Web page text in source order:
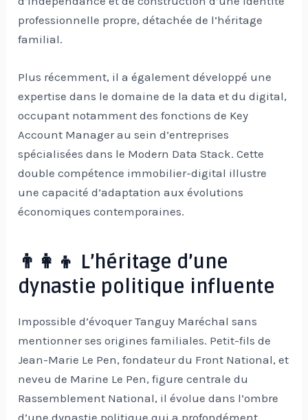
professionnelle propre, détachée de l’héritage
familial.
Plus récemment, il a également développé une
expertise dans le domaine de la data et du digital,
occupant notamment des fonctions de Key
Account Manager au sein d’entreprises
spécialisées dans le Modern Data Stack. Cette
double compétence immobilier-digital illustre
une capacité d’adaptation aux évolutions
économiques contemporaines.
👨‍👩‍👦 L’héritage d’une
dynastie politique influente
Impossible d’évoquer Tanguy Maréchal sans
mentionner ses origines familiales. Petit-fils de
Jean-Marie Le Pen, fondateur du Front National, et
neveu de Marine Le Pen, figure centrale du
Rassemblement National, il évolue dans l’ombre